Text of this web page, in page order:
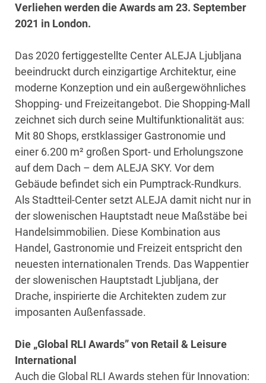
Verliehen werden die Awards am 23. September
2021 in London.
Das 2020 fertiggestellte Center ALEJA Ljubljana
beeindruckt durch einzigartige Architektur, eine
moderne Konzeption und ein außergewöhnliches
Shopping- und Freizeitangebot. Die Shopping-Mall
zeichnet sich durch seine Multifunktionalität aus:
Mit 80 Shops, erstklassiger Gastronomie und
einer 6.200 m² großen Sport- und Erholungszone
auf dem Dach – dem ALEJA SKY. Vor dem
Gebäude befindet sich ein Pumptrack-Rundkurs.
Als Stadtteil-Center setzt ALEJA damit nicht nur in
der slowenischen Hauptstadt neue Maßstäbe bei
Handelsimmobilien. Diese Kombination aus
Handel, Gastronomie und Freizeit entspricht den
neuesten internationalen Trends. Das Wappentier
der slowenischen Hauptstadt Ljubljana, der
Drache, inspirierte die Architekten zudem zur
imposanten Außenfassade.
Die „Global RLI Awards” von Retail & Leisure
International
Auch die Global RLI Awards stehen für Innovation: